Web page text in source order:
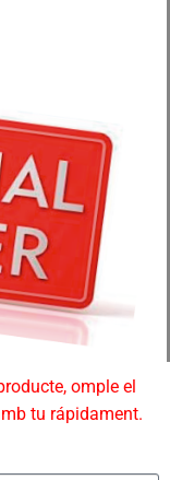
omple el
tu rápidament.